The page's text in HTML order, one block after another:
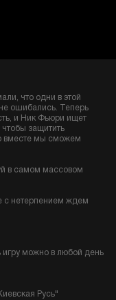
что одни в этой
ошибались. Теперь
и Ник Фьюри ищет
чтобы защитить
вместе мы сможем
в самом массовом
с нетерпением ждем
игру можно в любой день
Русь"